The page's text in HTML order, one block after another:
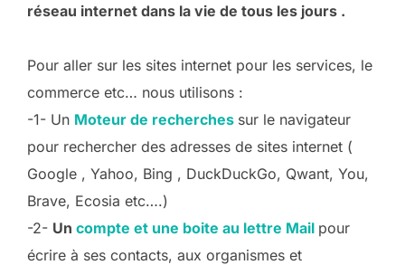
réseau internet dans la vie de tous les jours .
Pour aller sur les sites internet pour les services, le
commerce etc… nous utilisons :
-1- Un Moteur de recherches sur le navigateur
pour rechercher des adresses de sites internet (
Google , Yahoo, Bing , DuckDuckGo, Qwant, You,
Brave, Ecosia etc….)
-2- Un compte et une boite au lettre Mail pour
écrire à ses contacts, aux organismes et